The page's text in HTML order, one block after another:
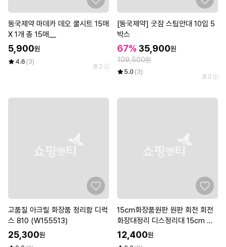
동국제약 마데카 데오 쿨시트 15매
X 1개 총 15매__
5,900원
4.6 (3)
광고
[동국제약] 굿잠 스팀안대 10입 5
박스
67% 35,900원
109,500원
5.0 (3)
광고
고품질 아크릴 화장품 정리함 디럭
스 810 (W155513)
25,300원
15cm화장품원판 원판 회전 회전
화장대정리 디스정리대 15cm 디
스
12,400원